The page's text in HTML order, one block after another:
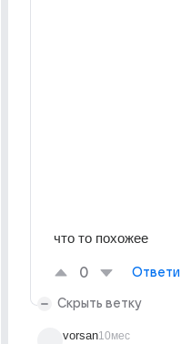
что то похожее
0
Скрыть ветку
vorsan10мес